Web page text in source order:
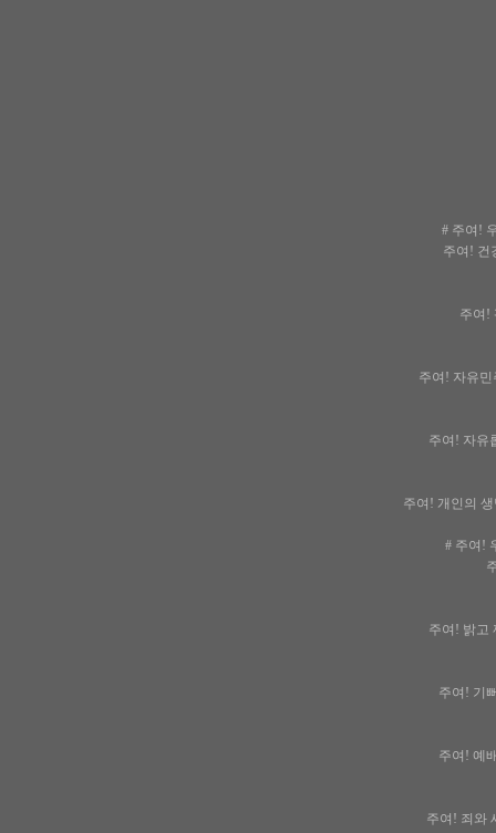
# 주여!
주여! 건
주여!
주여! 자유민
주여! 자유
주여! 개인의 생
# 주여!
주여! 밝고
주여! 기뻐
주여! 예배
주여! 죄와